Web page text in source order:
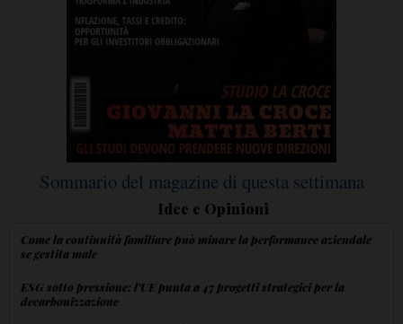
Sommario del magazine di questa settimana
Idee e Opinioni
Come la continuità familiare può minare la performance aziendale
se gestita male
ESG sotto pressione: l'UE punta a 47 progetti strategici per la
decarbonizzazione